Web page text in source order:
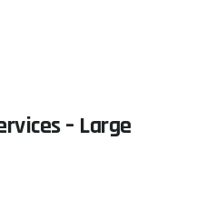
– Large